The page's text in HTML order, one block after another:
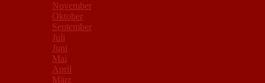
November
Oktober
September
Juli
Juni
Mai
April
März